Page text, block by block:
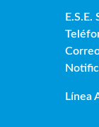
E.S.E.
Línea